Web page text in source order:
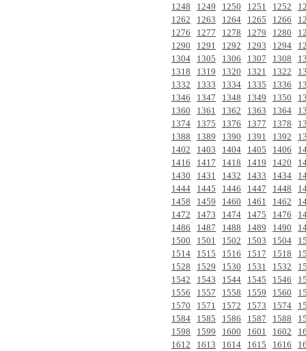
1248
1249 1250 1251 1252
1262
1263 1264 1265 1266
1276
1277 1278 1279 1280
1290
1291 1292 1293 1294
1304
1305 1306 1307 1308
1318
1319 1320 1321 1322
1332
1333 1334 1335 1336
1346
1347 1348 1349 1350
1360
1361 1362 1363 1364
1374
1375 1376 1377 1378
1388
1389 1390 1391 1392
1402
1403 1404 1405 1406
1416
1417 1418 1419 1420
1430
1431 1432 1433 1434
1444
1445 1446 1447 1448
1458
1459 1460 1461 1462
1472
1473 1474 1475 1476
1486
1487 1488 1489 1490
1500
1501 1502 1503 1504
1514
1515 1516 1517 1518
1528
1529 1530 1531 1532
1542
1543 1544 1545 1546
1556
1557 1558 1559 1560
1570
1571 1572 1573 1574
1584
1585 1586 1587 1588
1598
1599 1600 1601 1602
1612
1613 1614 1615 1616